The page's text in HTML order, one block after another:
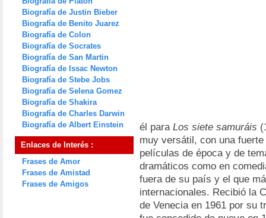
Biografía de Justin Bieber
Biografía de Benito Juarez
Biografía de Colon
Biografía de Socrates
Biografía de San Martin
Biografía de Issac Newton
Biografía de Stebe Jobs
Biografía de Selena Gomez
Biografía de Shakira
Biografía de Charles Darwin
Biografía de Albert Einstein
Enlaces de Interés :
Frases de Amor
Frases de Amistad
Frases de Amigos
él para Los siete samuráis
muy versátil, con una
películas de época y de
dramáticos como en
fuera de su país y el que
internacionales. Recibió la
de Venecia en 1961 por su